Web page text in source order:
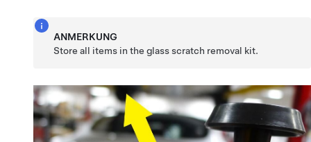
ANMERKUNG
Store all items in the glass scratch removal kit.